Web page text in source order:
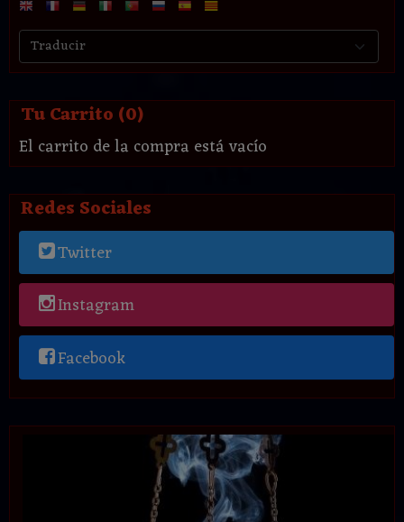
Tu Carrito (0)
El carrito de la compra está vacío
Redes Sociales
Twitter
Instagram
Facebook